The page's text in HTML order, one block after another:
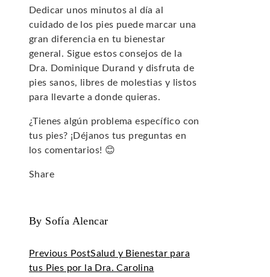
Dedicar unos minutos al día al
cuidado de los pies puede marcar una
gran diferencia en tu bienestar
general. Sigue estos consejos de la
Dra. Dominique Durand y disfruta de
pies sanos, libres de molestias y listos
para llevarte a donde quieras.
¿Tienes algún problema específico con
tus pies? ¡Déjanos tus preguntas en
los comentarios! 😊
Share
By Sofía Alencar
Previous PostSalud y Bienestar para
tus Pies por la Dra. Carolina